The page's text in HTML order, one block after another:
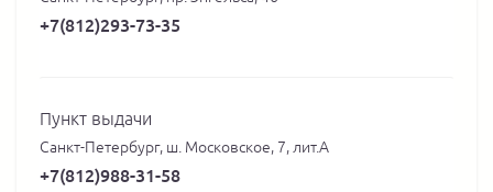
+7(812)293-73-35
Пункт выдачи
Санкт-Петербург, ш. Московское, 7, лит.А
+7(812)988-31-58